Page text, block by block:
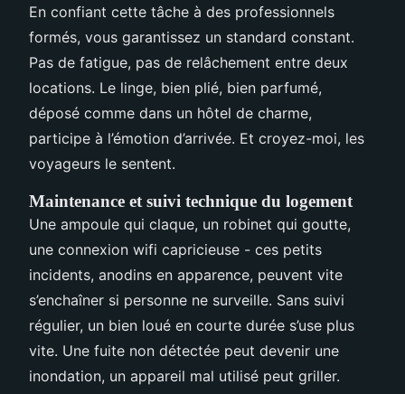
En confiant cette tâche à des professionnels
formés, vous garantissez un standard constant.
Pas de fatigue, pas de relâchement entre deux
locations. Le linge, bien plié, bien parfumé,
déposé comme dans un hôtel de charme,
participe à l’émotion d’arrivée. Et croyez-moi, les
voyageurs le sentent.
Maintenance et suivi technique du logement
Une ampoule qui claque, un robinet qui goutte,
une connexion wifi capricieuse - ces petits
incidents, anodins en apparence, peuvent vite
s’enchaîner si personne ne surveille. Sans suivi
régulier, un bien loué en courte durée s’use plus
vite. Une fuite non détectée peut devenir une
inondation, un appareil mal utilisé peut griller.